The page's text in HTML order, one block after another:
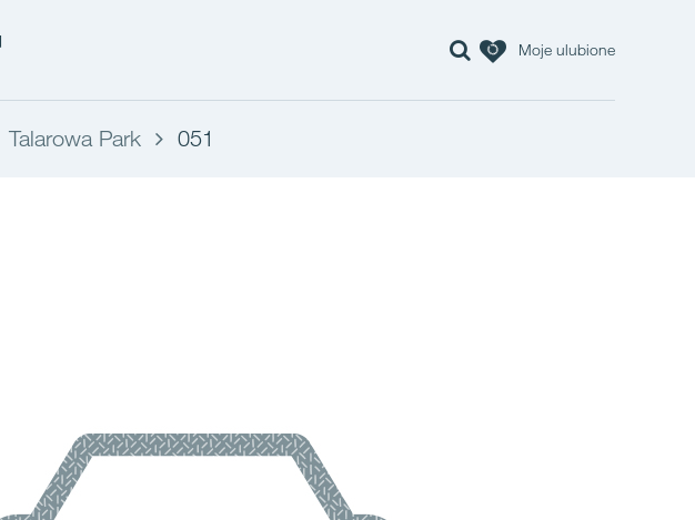
Moje ulubione
Talarowa Park 051